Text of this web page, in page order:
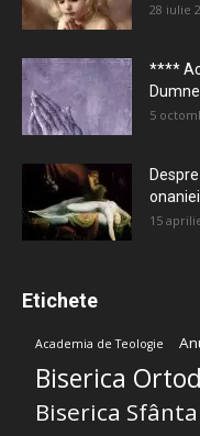
28 iulie
****
5
15
Etichete
Academia de Teologie
Biserica
Biserica